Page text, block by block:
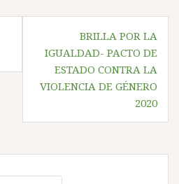
BRILLA POR LA
IGUALDAD- PACTO DE
ESTADO CONTRA LA
VIOLENCIA DE GÉNERO
2020